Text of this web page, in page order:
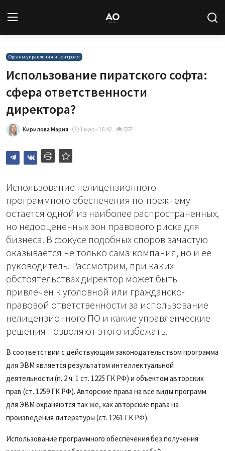
Вход
Новости
Статьи
Авторы
Архив
База знаний
Подписка
Органы управления и контроля
Использование пиратского софта:
сфера ответственности
директора?
Кирилова Мария 1 мар - 16:42 557
Использование нелицензионного
программного обеспечения по-прежнему
остается одной из наиболее распространенных,
но недооцененных зон правового риска для
бизнеса. В фокусе подобных споров зачастую
оказывается не только сама компания, но и ее
руководитель. Рассмотрим, при каких
обстоятельствах директор может быть
привлечен к уголовной или гражданско-
правовой ответственности за использование
нелицензионного ПО и какие управленческие
решения позволяют этого избежать.
В соответствии с действующим законодательством программа
для ЭВМ является результатом интеллектуальной
деятельности (п. 2 ч. 1 ст. 1225 ГК РФ) и объектом авторских
прав (ст. 1259 ГК РФ). Авторские права на все виды программ
для ЭВМ охраняются так же, как авторские права на
произведения литературы (ст. 1261 ГК РФ).
Использование программного обеспечения без получения